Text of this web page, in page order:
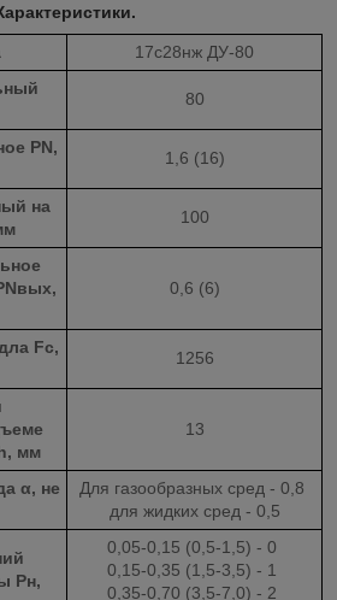
17с28нж ДУ-80
80
PN,
1,6 (16)
на
100
0,6 (6)
Fc,
1256
мм
13
α, не
Для газообразных сред - 0,8
для жидких сред - 0,5
Рн,
0,05-0,15 (0,5-1,5) - 0
0,15-0,35 (1,5-3,5) - 1
0,35-0,70 (3,5-7,0) - 2